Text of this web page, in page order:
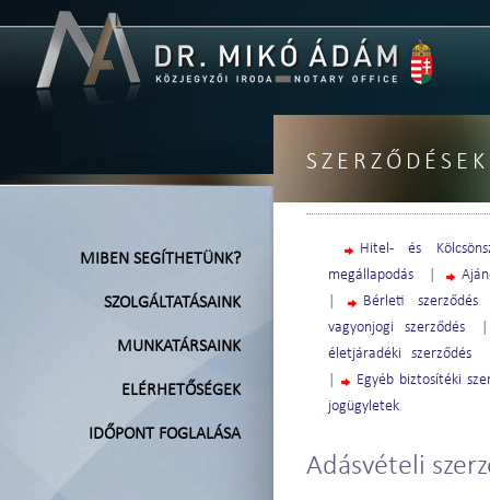
SZERZŐDÉSEK
MIBEN SEGÍTHETÜNK?
SZOLGÁLTATÁSAINK
MUNKATÁRSAINK
ELÉRHETŐSÉGEK
IDŐPONT FOGLALÁSA
Hitel- és
megállapodás
Bérleti szerződés
vagyonjogi szerződés
életjáradéki szerződés
Egyéb biztosítéki
jogügyletek
Adásvételi